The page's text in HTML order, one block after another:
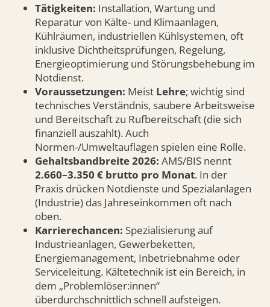
Tätigkeiten: Installation, Wartung und
Reparatur von Kälte- und Klimaanlagen,
Kühlräumen, industriellen Kühlsystemen, oft
inklusive Dichtheitsprüfungen, Regelung,
Energieoptimierung und Störungsbehebung im
Notdienst.
Voraussetzungen: Meist Lehre; wichtig sind
technisches Verständnis, saubere Arbeitsweise
und Bereitschaft zu Rufbereitschaft (die sich
finanziell auszahlt). Auch
Normen-/Umweltauflagen spielen eine Rolle.
Gehaltsbandbreite 2026: AMS/BIS nennt
2.660–3.350 € brutto pro Monat. In der
Praxis drücken Notdienste und Spezialanlagen
(Industrie) das Jahreseinkommen oft nach
oben.
Karrierechancen: Spezialisierung auf
Industrieanlagen, Gewerbeketten,
Energiemanagement, Inbetriebnahme oder
Serviceleitung. Kältetechnik ist ein Bereich, in
dem „Problemlöser:innen“
überdurchschnittlich schnell aufsteigen.